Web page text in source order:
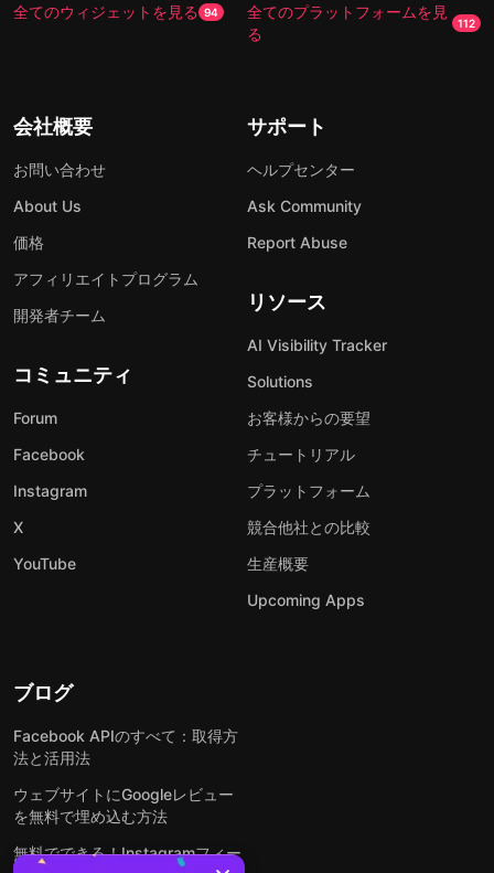
全てのウィジェットを見る 94
全てのプラットフォームを見
る
112
会社概要
お問い合わせ
About Us
価格
アフィリエイトプログラム
開発者チーム
コミュニティ
Forum
Facebook
Instagram
X
YouTube
サポート
ヘルプセンター
Ask Community
Report Abuse
リソース
AI Visibility Tracker
Solutions
お客様からの要望
チュートリアル
プラットフォーム
競合他社との比較
生産概要
Upcoming Apps
ブログ
Facebook APIのすべて：取得方
法と活用法
ウェブサイトにGoogleレビュー
を無料で埋め込む方法
無料でできる！Instagramフィー